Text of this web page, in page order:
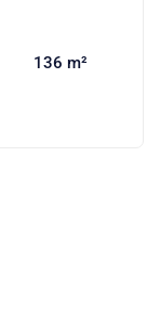
136 m²